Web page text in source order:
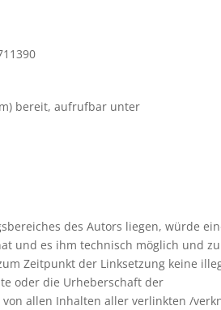
bereit, aufrufbar unter
des Autors liegen, würde
und es ihm technisch möglich und
Zeitpunkt der Linksetzung keine
oder die Urheberschaft der
allen Inhalten aller verlinkten /